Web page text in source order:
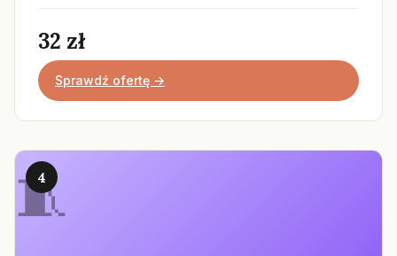
32 zł
Sprawdź ofertę →
4